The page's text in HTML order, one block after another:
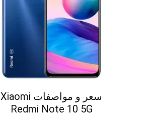
سعر و مواصفات Xiaomi
Redmi Note 10 5G